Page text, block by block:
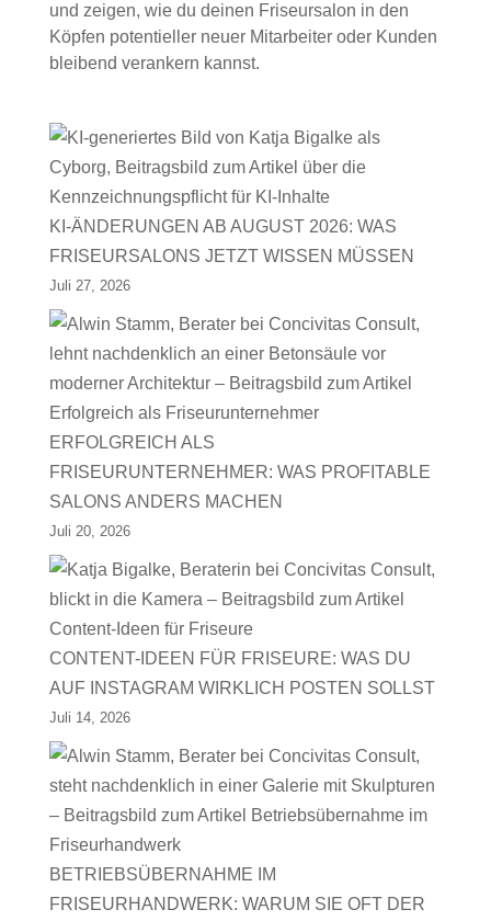
und zeigen, wie du deinen Friseursalon in den
Köpfen potentieller neuer Mitarbeiter oder Kunden
bleibend verankern kannst.
KI-ÄNDERUNGEN AB AUGUST 2026: WAS
FRISEURSALONS JETZT WISSEN MÜSSEN
Juli 27, 2026
ERFOLGREICH ALS
FRISEURUNTERNEHMER: WAS PROFITABLE
SALONS ANDERS MACHEN
Juli 20, 2026
CONTENT-IDEEN FÜR FRISEURE: WAS DU
AUF INSTAGRAM WIRKLICH POSTEN SOLLST
Juli 14, 2026
BETRIEBSÜBERNAHME IM
FRISEURHANDWERK: WARUM SIE OFT DER